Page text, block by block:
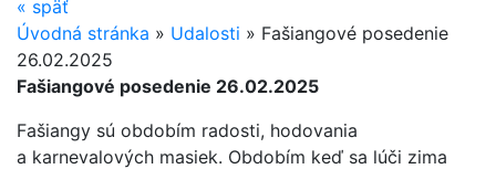
« späť
Úvodná stránka » Udalosti » Fašiangové posedenie
26.02.2025
Fašiangové posedenie 26.02.2025
Fašiangy sú obdobím radosti, hodovania
a karnevalových masiek. Obdobím keď sa lúči zima